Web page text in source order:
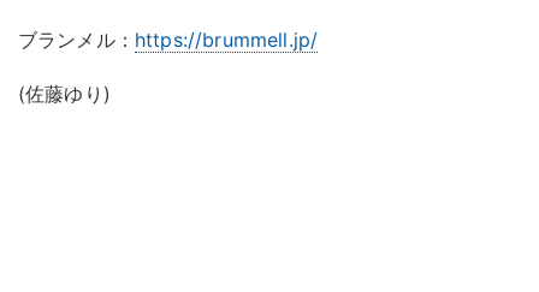
ブランメル： https://brummell.jp/
(佐藤ゆり)